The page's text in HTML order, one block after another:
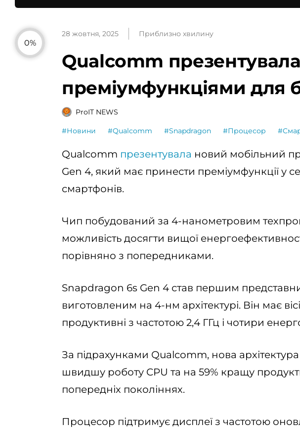
0%
28 жовтня, 2025 Приблизно хвилину
Qualcomm
преміумфункціями для
ProIT NEWS
#Новини #Qualcomm #Snapdragon #Процесор
Qualcomm презентувала новий мобільний
Gen 4, який має принести преміумфункції у
смартфонів.
Чип побудований за 4-нанометровим
можливість досягти вищої
порівняно з попередниками.
Snapdragon 6s Gen 4 став першим
виготовленим на 4-нм архітектурі. Він має
продуктивні з частотою 2,4 ГГц і чотири
За підрахунками Qualcomm, нова
швидшу роботу CPU та на 59% кращу
попередніх поколіннях.
Процесор підтримує дисплеї з частотою